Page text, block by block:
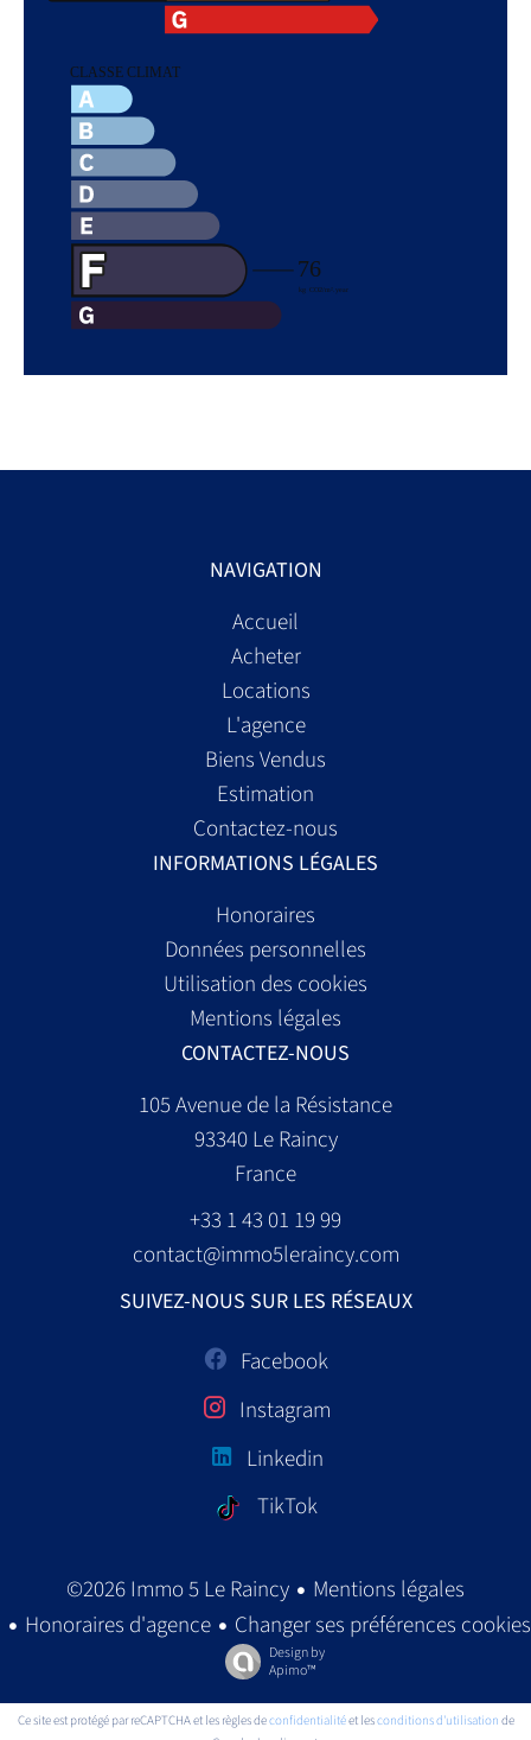
NAVIGATION
Accueil
Acheter
Locations
L'agence
Biens Vendus
Estimation
Contactez-nous
INFORMATIONS LÉGALES
Honoraires
Données personnelles
Utilisation des cookies
Mentions légales
CONTACTEZ-NOUS
105 Avenue de la Résistance
93340Le Raincy
France
+33 1 43 01 19 99
contact@immo5leraincy.com
SUIVEZ-NOUS SUR LES RÉSEAUX
Facebook
Instagram
Linkedin
TikTok
©2026 Immo 5 Le Raincy
Mentions légales
Honoraires d'agence
Changer ses préférences cookies
Design by
Apimo™
Ce site est protégé par reCAPTCHA et les règles deconfidentialitéet lesconditions d'utilisation de